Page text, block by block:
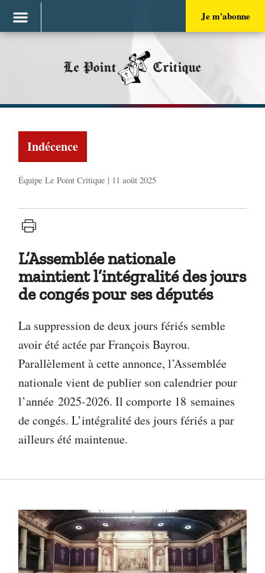
Je m'abonne
Le Point Critique
Indécence
Équipe Le Point Critique | 11 août 2025
L’Assemblée nationale
maintient l’intégralité des jours
de congés pour ses députés
La suppression de deux jours fériés semble
avoir été actée par François Bayrou.
Parallèlement à cette annonce, l’Assemblée
nationale vient de publier son calendrier pour
l’année 2025-2026. Il comporte 18 semaines
de congés. L’intégralité des jours fériés a par
ailleurs été maintenue.